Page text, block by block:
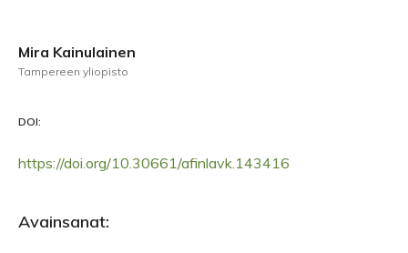
Mira Kainulainen
Tampereen yliopisto
DOI:
https://doi.org/10.30661/afinlavk.143416
Avainsanat: